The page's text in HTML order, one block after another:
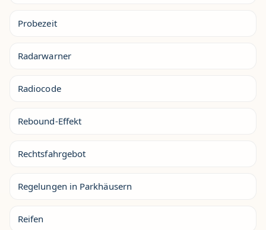
Probezeit
Radarwarner
Radiocode
Rebound-Effekt
Rechtsfahrgebot
Regelungen in Parkhäusern
Reifen